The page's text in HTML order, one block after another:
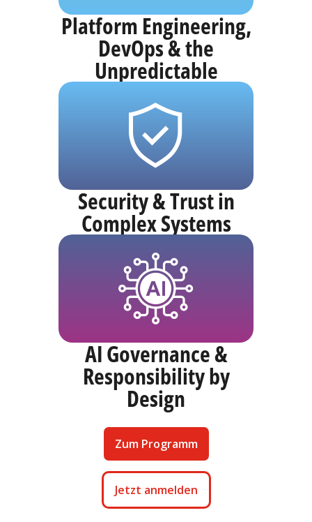
Platform Engineering,
DevOps & the
Unpredictable
Security & Trust in
Complex Systems
AI Governance &
Responsibility by
Design
Zum Programm
Jetzt anmelden